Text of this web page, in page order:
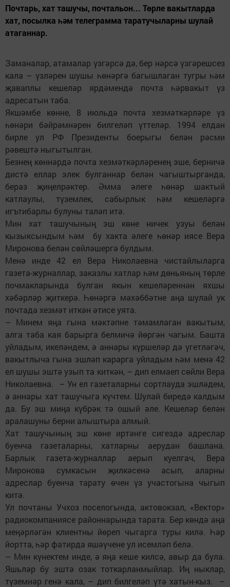
Почтарь, хат ташучы, почтальон... Төрле вакытларда
хат, посылка һәм телеграмма таратучыларны шулай
атаганнар.
Заманалар, атамалар үзгәрсә дә, бер нәрсә үзгәрешсез
кала – үзләрен шушы һөнәргә багышлаган тугры һәм
җаваплы кешеләр ярдәмендә почта һәрвакыт үз
адресатын таба.
Якшәмбе көнне, 8 июльдә почта хезмәткәрләре үз
һөнәри бәйрәмнәрен билгеләп үттеләр. 1994 елдан
бирле ул РФ Президенты боерыгы белән рәсми
рәвештә ныгытылган.
Безнең көннәрдә поч­та хезмәткәрләренең эше, берничә
дистә еллар элек булганнар белән чагыштырганда,
бераз җиңелрәктер. Әмма әлеге һөнәр шактый
катлаулы, түземлек, сабырлык һәм кешеләргә
игътибарлы булуны таләп итә.
Мин хат ташучының эш көне ничек узуы белән
кызыксындым һәм бу хакта әлеге һөнәр иясе Вера
Миронова белән сөйләшергә булдым.
Менә инде 42 ел Вера Николаевна чистайлыларга
газета-журналлар, заказлы хатлар һәм дөньяның төрле
почмакларында булган якын кешеләреннән яхшы
хәбәрләр җиткерә. Һөнәргә мәхәббәтне аңа шулай ук
почтада хезмәт иткән әтисе уята.
– Минем яңа гына мәк­тәп­не тәмамлаган вакытым,
алга таба кая барырга белмичә йөргән чагым. Башта
уйладым, икеләндем, ә аннары күршеләр дә үгетләгәч,
вакытлыча гына эшләп карарга уйладым һәм менә 42
ел шушы эштә узып та киткән, – дип елмаеп сөйли Вера
Николаевна. – Ун ел газеталарны сортлауда эшләдем,
ә аннары хат ташучыга күчтем. Шулай биредә калдым
да. Бу эш миңа күбрәк тә ошый әле. Кешеләр белән
аралашуны берни алыштыра алмый.
Хат ташучының эш көне иртәнге сигездә адреслар
буенча газеталарны, хатларны аерудан башлана.
Барлык газета-журналлар аерып куелгач, Вера
Миронова сумкасын җилкәсенә асып, аларны
адреслар буенча тарату өчен үз участогына чыгып
китә.
Ул почтаны Учхоз поселогында, актовокзал, «Вектор»
радиокомпаниясе районнарында тарата. Бер көндә аңа
меңәрләгән клиентны йөреп чыгарга туры килә. Һәр
йортта, һәр фатирда яшәүчене ул исемләп белә.
– Мин күнектем инде, ә яңа кеше килсә, авыр да була.
Яшьләр бу эштә озак тоткарланмыйлар. Иң нык­лар,
түземнәр генә кала, – дип билгеләп үтә хатын-кыз. –